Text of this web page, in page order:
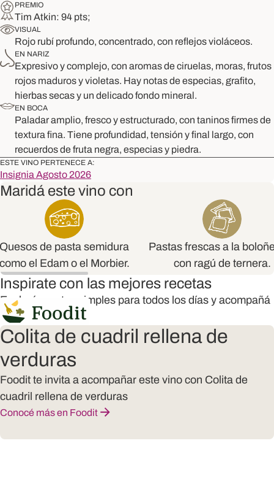
PREMIO
Tim Atkin: 94 pts;
VISUAL
Rojo rubí profundo, concentrado, con reflejos violáceos.
EN NARIZ
Expresivo y complejo, con aromas de ciruelas, moras, frutos
rojos maduros y violetas. Hay notas de especias, grafito,
hierbas secas y un delicado fondo mineral.
EN BOCA
Paladar amplio, fresco y estructurado, con taninos firmes de
textura fina. Tiene profundidad, tensión y final largo, con
recuerdos de fruta negra, especias y piedra.
ESTE VINO PERTENECE A:
Insignia Agosto 2026
Maridá este vino con
Quesos de pasta semidura
el Edam o el Morbier.
Pastas frescas a la
con ragú de ternera.
Inspirate con las mejores recetas
Explorá recetas simples para todos los días y acompañá
mejor tus vinos
Colita de cuadril rellena de
verduras
Foodit te invita a acompañar este vino con Colita de
cuadril rellena de verduras
Conocé más en Foodit